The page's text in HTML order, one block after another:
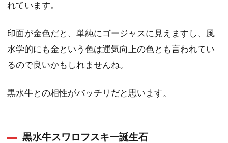
れています。
印面が金色だと、単純にゴージャスに見えますし、風
水学的にも金という色は運気向上の色とも言われてい
るので良いかもしれませんね。
黒水牛との相性がバッチリだと思います。
黒水牛スワロフスキー誕生石